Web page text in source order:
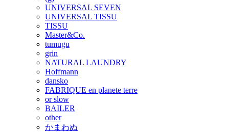
UNIVERSAL SEVEN
UNIVERSAL TISSU
TISSU
Master&Co.
tumugu
grin
NATURAL LAUNDRY
Hoffmann
dansko
FABRIQUE en planete terre
or slow
BAILER
other
かまわぬ